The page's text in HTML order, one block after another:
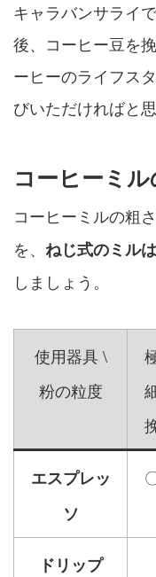
キャラバンサライ
後、コーヒー豆を
ーヒーのライフス
びいただければと思
コーヒーミ
コーヒーミルの粗
を、 ねじ式のミル
しましょう。
使用器具 \
粉の粒度
エスプレッ
ソ
ドリップ